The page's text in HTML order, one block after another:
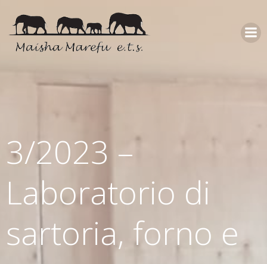
3/2023 –
Laboratorio di
sartoria, forno e